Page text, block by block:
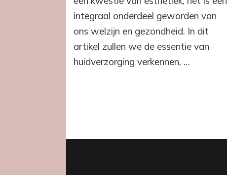
integraal onderdeel geworden van
ons welzijn en gezondheid. In dit
artikel zullen we de essentie van
huidverzorging verkennen, …